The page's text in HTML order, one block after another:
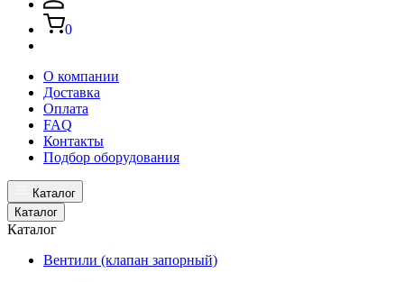
0
О компании
Доставка
Оплата
FAQ
Контакты
Подбор оборудования
Каталог
Каталог
Каталог
Вентили (клапан запорный)